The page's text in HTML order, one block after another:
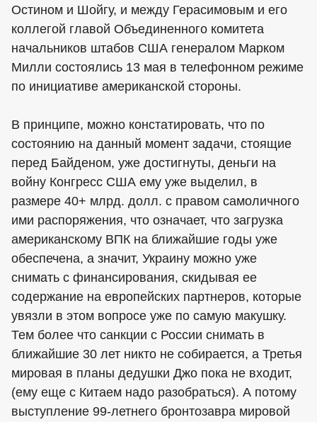
Остином и Шойгу, и между Герасимовым и его
коллегой главой Объединенного комитета
начальников штабов США генералом Марком
Милли состоялись 13 мая в телефонном режиме
по инициативе американской стороны.
В принципе, можно констатировать, что по
состоянию на данный момент задачи, стоящие
перед Байденом, уже достигнуты, деньги на
войну Конгресс США ему уже выделил, в
размере 40+ млрд. долл. с правом самоличного
ими распоряжения, что означает, что загрузка
американскому ВПК на ближайшие годы уже
обеспечена, а значит, Украину можно уже
снимать с финансирования, скидывая ее
содержание на европейских партнеров, которые
увязли в этом вопросе уже по самую макушку.
Тем более что санкции с России снимать в
ближайшие 30 лет никто не собирается, а Третья
мировая в планы дедушки Джо пока не входит,
(ему еще с Китаем надо разобраться). А потому
выступление 99-летнего бронтозавра мировой